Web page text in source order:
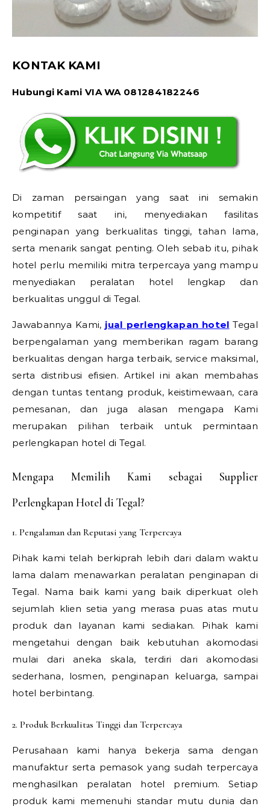
KONTAK KAMI
Hubungi Kami VIA WA 081284182246
Di zaman persaingan yang saat ini semakin
kompetitif saat ini, menyediakan fasilitas
penginapan yang berkualitas tinggi, tahan lama,
serta menarik sangat penting. Oleh sebab itu, pihak
hotel perlu memiliki mitra terpercaya yang mampu
menyediakan peralatan hotel lengkap dan
berkualitas unggul di Tegal.
Jawabannya Kami, jual perlengkapan hotel Tegal
berpengalaman yang memberikan ragam barang
berkualitas dengan harga terbaik, service maksimal,
serta distribusi efisien. Artikel ini akan membahas
dengan tuntas tentang produk, keistimewaan, cara
pemesanan, dan juga alasan mengapa Kami
merupakan pilihan terbaik untuk permintaan
perlengkapan hotel di Tegal.
Mengapa Memilih Kami sebagai Supplier
Perlengkapan Hotel di Tegal?
1. Pengalaman dan Reputasi yang Terpercaya
Pihak kami telah berkiprah lebih dari dalam waktu
lama dalam menawarkan peralatan penginapan di
Tegal. Nama baik kami yang baik diperkuat oleh
sejumlah klien setia yang merasa puas atas mutu
produk dan layanan kami sediakan. Pihak kami
mengetahui dengan baik kebutuhan akomodasi
mulai dari aneka skala, terdiri dari akomodasi
sederhana, losmen, penginapan keluarga, sampai
hotel berbintang.
2. Produk Berkualitas Tinggi dan Terpercaya
Perusahaan kami hanya bekerja sama dengan
manufaktur serta pemasok yang sudah terpercaya
menghasilkan peralatan hotel premium. Setiap
produk kami memenuhi standar mutu dunia dan